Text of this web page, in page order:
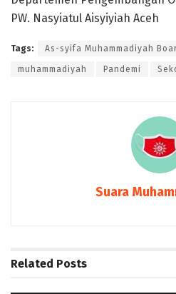
PW. Nasyiatul Aisyiyiah Aceh
Tags: As-syifa Muhammadiyah
muhammadiyah Pandemi
Suara
Related Posts